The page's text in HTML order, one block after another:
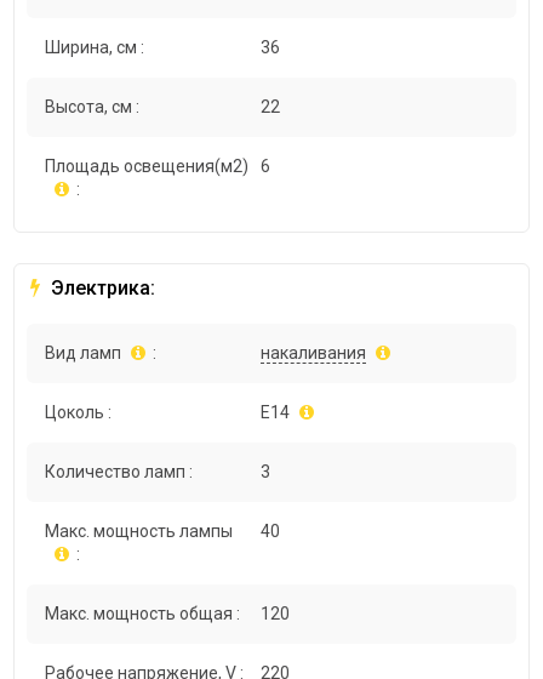
Ширина, см : 36
Высота, см : 22
Площадь освещения(м2)
:
6
Электрика:
Вид ламп : накаливания
Цоколь : E14
Количество ламп : 3
Макс. мощность лампы
:
40
Макс. мощность общая : 120
Рабочее напряжение, V : 220